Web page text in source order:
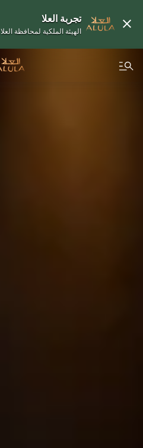
تجربة العلا
الهيئة الملكية لمحافظة العلا